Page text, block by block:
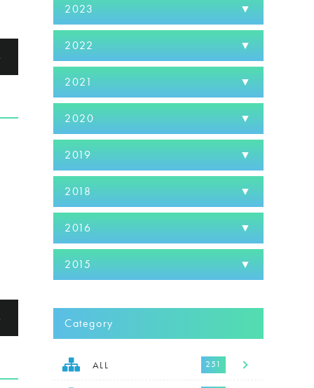
2023
2022
2021
2020
2019
2018
2016
2015
Category
ALL